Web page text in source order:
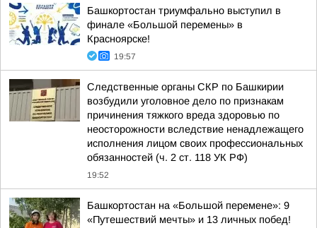
Башкортостан триумфально выступил в
финале «Большой перемены» в
Красноярске!
19:57
Следственные органы СКР по Башкирии
возбудили уголовное дело по признакам
причинения тяжкого вреда здоровью по
неосторожности вследствие ненадлежащего
исполнения лицом своих профессиональных
обязанностей (ч. 2 ст. 118 УК РФ)
19:52
Башкортостан на «Большой перемене»: 9
«Путешествий мечты» и 13 личных побед!